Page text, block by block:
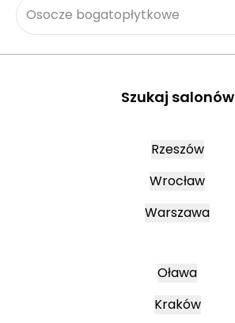
Osocze bogatopłytkowe
Szukaj salonów
Rzeszów
Wrocław
Warszawa
Oława
Kraków